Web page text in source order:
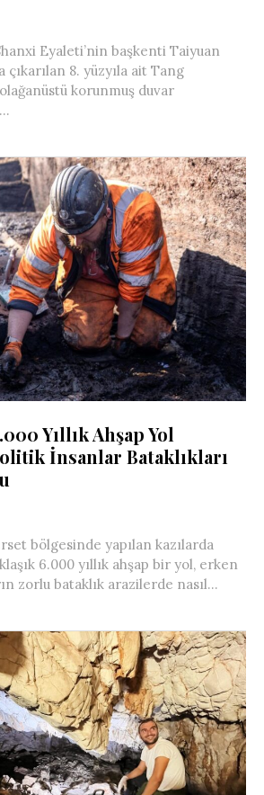
Eyaleti’nin başkenti Taiyuan
çıkarılan 8. yüzyıla ait Tang
korunmuş duvar
Yıllık Ahşap Yol
İnsanlar Bataklıkları
bölgesinde yapılan kazılarda
6.000 yıllık ahşap bir yol, erken
zorlu bataklık arazilerde nasıl...